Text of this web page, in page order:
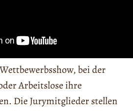
bei der
Arbeitslose ihre
Die Jurymitglieder stellen